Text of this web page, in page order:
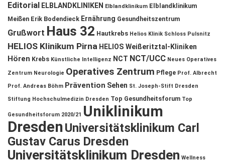
Editorial ELBLANDKLINIKEN Elblandklinikum Elblandklinikum
Meißen Erik Bodendieck Ernährung Gesundheitszentrum
Grußwort Haus 32 Hautkrebs Helios Klinik Schloss Pulsnitz
HELIOS Klinikum Pirna HELIOS Weißeritztal-Kliniken
Hören Krebs Künstliche Intelligenz NCT NCT/UCC Neues Operatives
Zentrum Neurologie Operatives Zentrum Pflege Prof. Albrecht
Prof. Andreas Böhm Prävention Sehen St. Joseph-Stift Dresden
Stiftung Hochschulmedizin Dresden Top Gesundheitsforum Top
Gesundheitsforum 2020/21 Uniklinikum
DresdenUniversitätsklinikum Carl
Gustav Carus Dresden
Universitätsklinikum Dresden Wellness